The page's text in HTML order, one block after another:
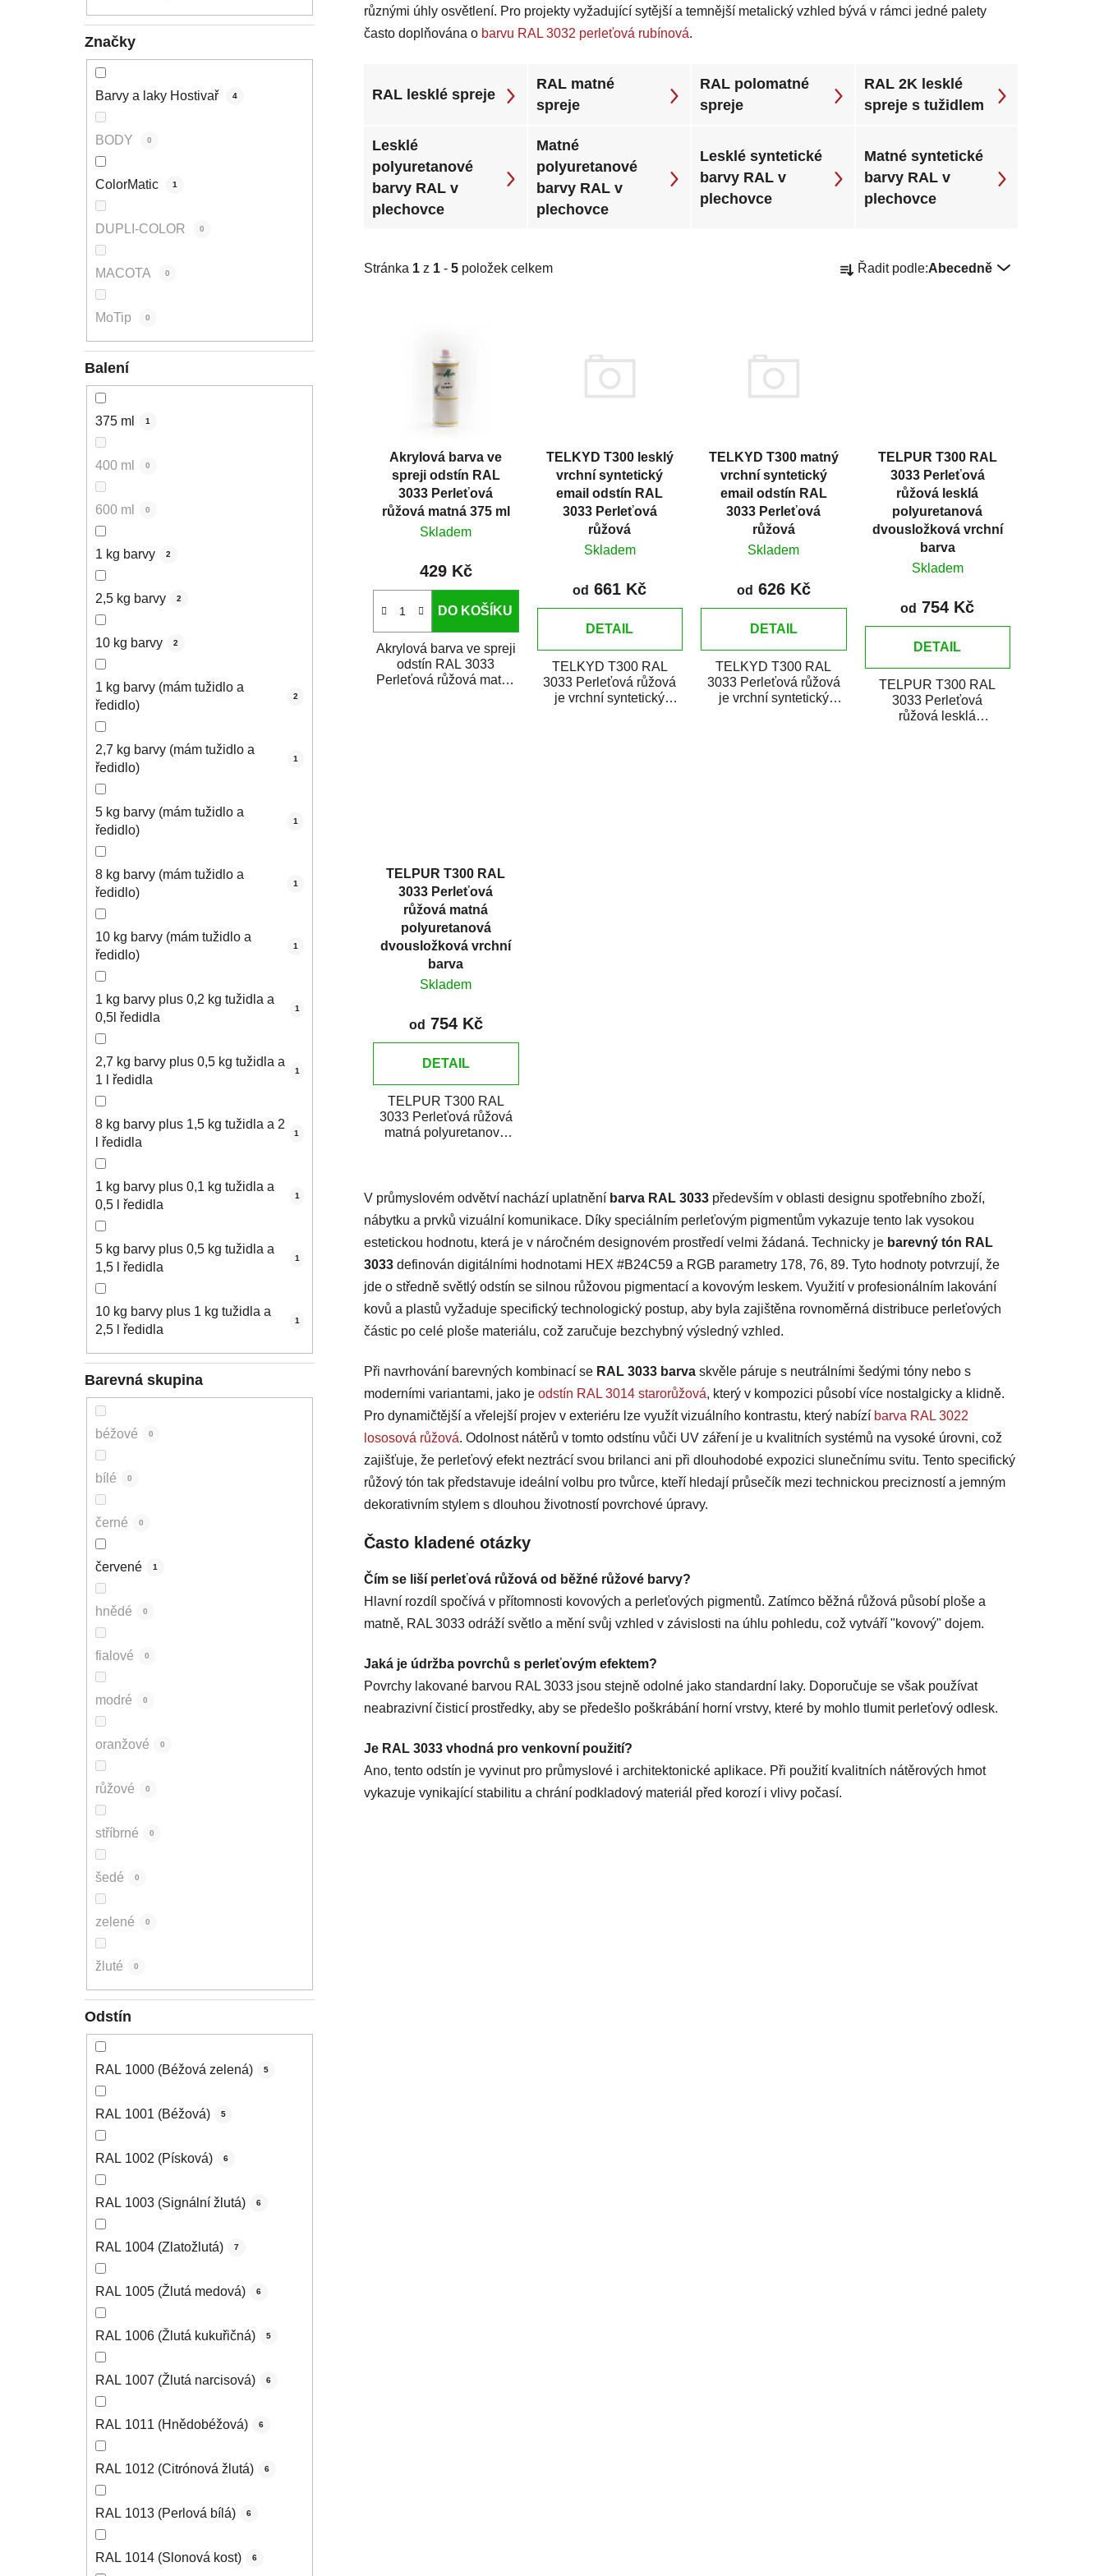
Značky
Barvy a laky Hostivař 4
BODY 0
ColorMatic 1
DUPLI-COLOR 0
MACOTA 0
MoTip 0
Balení
375 ml 1
400 ml 0
600 ml 0
1 kg barvy 2
2,5 kg barvy 2
10 kg barvy 2
1 kg barvy (mám tužidlo a
ředidlo)
2
2,7 kg barvy (mám tužidlo a
ředidlo)
1
5 kg barvy (mám tužidlo a
ředidlo)
1
8 kg barvy (mám tužidlo a
ředidlo)
1
10 kg barvy (mám tužidlo a
ředidlo)
1
1 kg barvy plus 0,2 kg tužidla a
0,5l ředidla
1
2,7 kg barvy plus 0,5 kg tužidla a
1 l ředidla
1
8 kg barvy plus 1,5 kg tužidla a 2
l ředidla
1
1 kg barvy plus 0,1 kg tužidla a
0,5 l ředidla
1
5 kg barvy plus 0,5 kg tužidla a
1,5 l ředidla
1
10 kg barvy plus 1 kg tužidla a
2,5 l ředidla
1
Barevná skupina
béžové 0
bílé 0
černé 0
červené 1
hnědé 0
fialové 0
modré 0
oranžové 0
růžové 0
stříbrné 0
šedé 0
zelené 0
žluté 0
Odstín
RAL 1000 (Béžová zelená) 5
RAL 1001 (Béžová) 5
RAL 1002 (Písková) 6
RAL 1003 (Signální žlutá) 6
RAL 1004 (Zlatožlutá) 7
RAL 1005 (Žlutá medová) 6
RAL 1006 (Žlutá kukuřičná) 5
RAL 1007 (Žlutá narcisová) 6
RAL 1011 (Hnědobéžová) 6
RAL 1012 (Citrónová žlutá) 6
RAL 1013 (Perlová bílá) 6
RAL 1014 (Slonová kost) 6
různými úhly osvětlení. Pro projekty vyžadující sytější a temnější metalický vzhled bývá v rámci jedné palety
často doplňována o barvu RAL 3032 perleťová rubínová.
RAL lesklé spreje
RAL matné
spreje
RAL polomatné
spreje
RAL 2K lesklé
spreje s tužidlem
Lesklé
polyuretanové
barvy RAL v
plechovce
Matné
polyuretanové
barvy RAL v
plechovce
Lesklé syntetické
barvy RAL v
plechovce
Matné syntetické
barvy RAL v
plechovce
Stránka 1 z 1 - 5 položek celkem
a
Řadit podle:Abecedně
Akrylová barva ve
spreji odstín RAL
3033 Perleťová
růžová matná 375 ml
Skladem
429 Kč
DO KOŠÍKU
Akrylová barva ve spreji
odstín RAL 3033
Perleťová růžová matná
TELKYD T300 lesklý
vrchní syntetický
email odstín RAL
3033 Perleťová
růžová
Skladem
od 661 Kč
DETAIL
TELKYD T300 RAL
3033 Perleťová růžová
je vrchní syntetický
TELKYD T300 matný
vrchní syntetický
email odstín RAL
3033 Perleťová
růžová
Skladem
od 626 Kč
DETAIL
TELKYD T300 RAL
3033 Perleťová růžová
je vrchní syntetický
TELPUR T300 RAL
3033 Perleťová
růžová lesklá
polyuretanová
dvousložková vrchní
barva
Skladem
od 754 Kč
DETAIL
TELPUR T300 RAL
3033 Perleťová
růžová lesklá
TELPUR T300 RAL
3033 Perleťová
růžová matná
polyuretanová
dvousložková vrchní
barva
Skladem
od 754 Kč
DETAIL
TELPUR T300 RAL
3033 Perleťová růžová
matná polyuretanová
l
á
d
a
í
p
r
k
v
ý
p
i
s
V průmyslovém odvětví nachází uplatnění barva RAL 3033 především v oblasti designu spotřebního zboží,
nábytku a prvků vizuální komunikace. Díky speciálním perleťovým pigmentům vykazuje tento lak vysokou
estetickou hodnotu, která je v náročném designovém prostředí velmi žádaná. Technicky je barevný tón RAL
3033 definován digitálními hodnotami HEX #B24C59 a RGB parametry 178, 76, 89. Tyto hodnoty potvrzují, že
jde o středně světlý odstín se silnou růžovou pigmentací a kovovým leskem. Využití v profesionálním lakování
kovů a plastů vyžaduje specifický technologický postup, aby byla zajištěna rovnoměrná distribuce perleťových
částic po celé ploše materiálu, což zaručuje bezchybný výsledný vzhled.
Při navrhování barevných kombinací se RAL 3033 barva skvěle páruje s neutrálními šedými tóny nebo s
moderními variantami, jako je odstín RAL 3014 starorůžová, který v kompozici působí více nostalgicky a klidně.
Pro dynamičtější a vřelejší projev v exteriéru lze využít vizuálního kontrastu, který nabízí barva RAL 3022
lososová růžová. Odolnost nátěrů v tomto odstínu vůči UV záření je u kvalitních systémů na vysoké úrovni, což
zajišťuje, že perleťový efekt neztrácí svou brilanci ani při dlouhodobé expozici slunečnímu svitu. Tento specifický
růžový tón tak představuje ideální volbu pro tvůrce, kteří hledají průsečík mezi technickou precizností a jemným
dekorativním stylem s dlouhou životností povrchové úpravy.
Často kladené otázky
Čím se liší perleťová růžová od běžné růžové barvy?
Hlavní rozdíl spočívá v přítomnosti kovových a perleťových pigmentů. Zatímco běžná růžová působí ploše a
matně, RAL 3033 odráží světlo a mění svůj vzhled v závislosti na úhlu pohledu, což vytváří "kovový" dojem.
Jaká je údržba povrchů s perleťovým efektem?
Povrchy lakované barvou RAL 3033 jsou stejně odolné jako standardní laky. Doporučuje se však používat
neabrazivní čisticí prostředky, aby se předešlo poškrábání horní vrstvy, které by mohlo tlumit perleťový odlesk.
Je RAL 3033 vhodná pro venkovní použití?
Ano, tento odstín je vyvinut pro průmyslové i architektonické aplikace. Při použití kvalitních nátěrových hmot
vykazuje vynikající stabilitu a chrání podkladový materiál před korozí i vlivy počasí.